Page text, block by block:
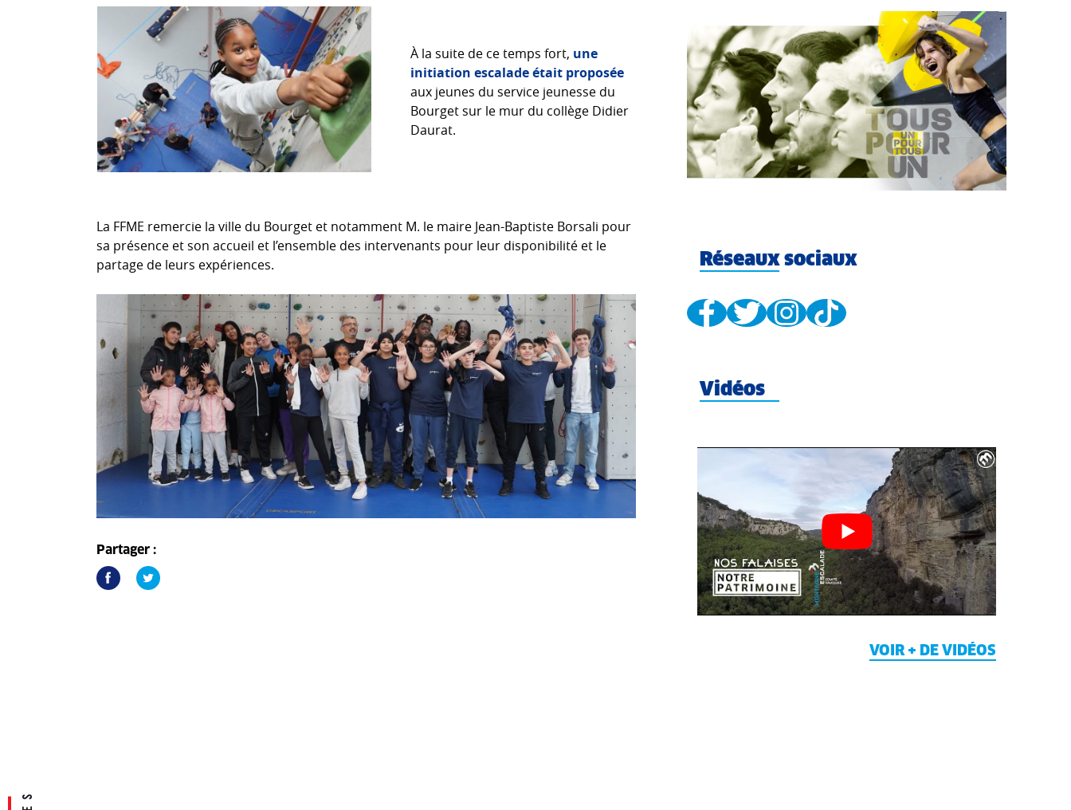
À la suite de ce temps fort, une
initiation escalade était proposée
aux jeunes du service jeunesse du
Bourget sur le mur du collège Didier
Daurat.
La FFME remercie la ville du Bourget et notamment M. le maire Jean-Baptiste Borsali pour
sa présence et son accueil et l’ensemble des intervenants pour leur disponibilité et le
partage de leurs expériences.
Partager :
Réseaux sociaux
Vidéos
VOIR + DE VIDÉOS